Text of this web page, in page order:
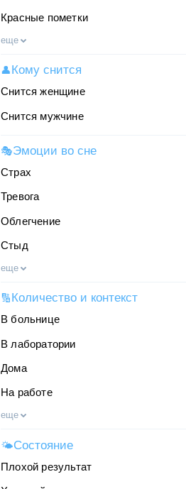
Красные пометки
еще
👤 Кому снится
Снится женщине
Снится мужчине
🎭Эмоции во сне
Страх
Тревога
Облегчение
Стыд
еще
🔢 Количество и контекст
В больнице
В лаборатории
Дома
На работе
еще
🌤Состояние
Плохой результат